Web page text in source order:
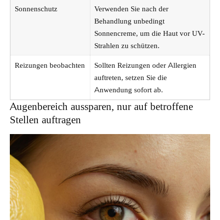
Sonnenschutz
Verwenden Sie nach der
Behandlung unbedingt
Sonnencreme, um die Haut vor UV-
Strahlen zu schützen.
Reizungen beobachten
Sollten Reizungen oder Allergien
auftreten, setzen Sie die
Anwendung sofort ab.
Augenbereich aussparen, nur auf betroffene
Stellen auftragen